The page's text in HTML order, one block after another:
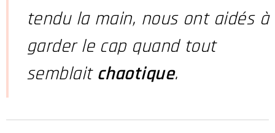
tendu la main, nous ont aidés à
garder le cap quand tout
semblait chaotique.